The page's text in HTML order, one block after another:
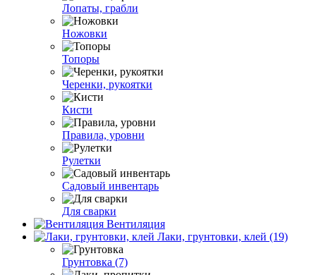
Лопаты, грабли
Ножовки
Топоры
Черенки, рукоятки
Кисти
Правила, уровни
Рулетки
Садовый инвентарь
Для сварки
Вентиляция
Лаки, грунтовки, клей (19)
Грунтовка (7)